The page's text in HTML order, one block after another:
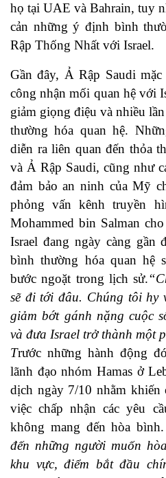
họ tại UAE và Bahrain, tuy
cản những ý định bình
Rập Thống Nhất với Israel.
Gần đây, Ả Rập Saudi
công nhận mối quan hệ với
giảm giọng điệu và nhiều
thường hóa quan hệ.
diễn ra liên quan đến thỏa
và Ả Rập Saudi, cũng như
đảm bảo an ninh của Mỹ
phỏng vấn kênh truyền
Mohammed bin Salman
Israel đang ngày càng gần
bình thường hóa quan hệ
bước ngoặt trong lịch sử.
sẽ đi tới đâu. Chúng tôi hy
giảm bớt gánh nặng cuộc
và đưa Israel trở thành một
Trước những hành động
lãnh đạo nhóm Hamas ở
dịch ngày 7/10 nhằm khiến
việc chấp nhận các yêu
không mang đến hòa
đến những người muốn
khu vực, điểm bắt đầu